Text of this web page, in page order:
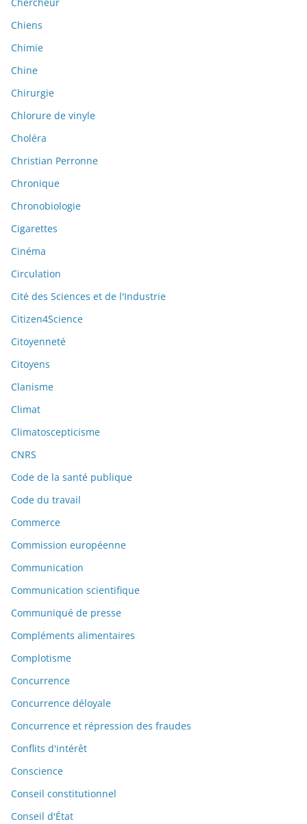
Chiens
Chimie
Chine
Chirurgie
Chlorure de vinyle
Choléra
Christian Perronne
Chronique
Chronobiologie
Cigarettes
Cinéma
Circulation
Cité des Sciences et de l'Industrie
Citizen4Science
Citoyenneté
Citoyens
Clanisme
Climat
Climatoscepticisme
CNRS
Code de la santé publique
Code du travail
Commerce
Commission européenne
Communication
Communication scientifique
Communiqué de presse
Compléments alimentaires
Complotisme
Concurrence
Concurrence déloyale
Concurrence et répression des fraudes
Conflits d'intérêt
Conscience
Conseil constitutionnel
Conseil d'État